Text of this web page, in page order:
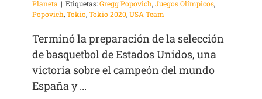
Planeta | Etiquetas:Gregg Popovich,Juegos Olímpicos,
Popovich,Tokio,Tokio 2020,USA Team
Terminó la preparación de la selección
de basquetbol de Estados Unidos, una
victoria sobre el campeón del mundo
España y ...